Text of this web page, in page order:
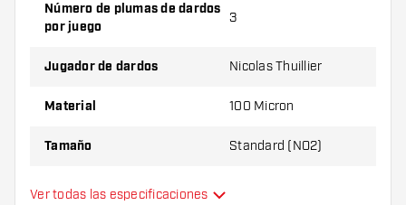
Prueba una forma, un material o un grosor
variante le conviene más.
Número de plumas de dardos
por juego
3
Jugador de dardos Nicolas Thuillier
Material 100 Micron
Tamaño Standard (NO2)
Tipo
Ver todas las especificaciones